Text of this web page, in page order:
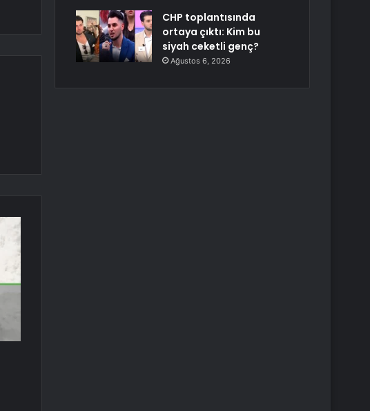
CHP toplantısında
ortaya çıktı: Kim bu
siyah ceketli genç?
Ağustos 6, 2026